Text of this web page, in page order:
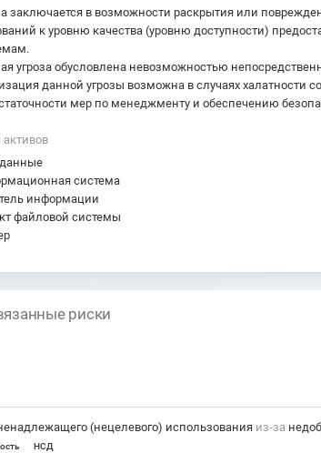
заключается в возможности раскрытия или
к уровню качества (уровню доступности)
угроза обусловлена невозможностью
данной угрозы возможна в случаях халатности
мер по менеджменту и обеспечению
система
информации
файловой системы
риски
(нецелевого) использования из-за
НСД